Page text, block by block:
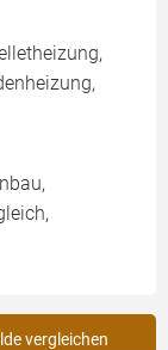
vergleichen